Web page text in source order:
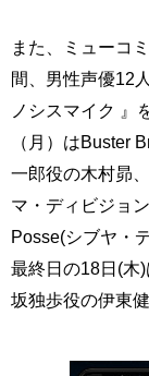
また、ミューコ
間、男性声優12
ノシスマイク 』
（月）はBuster
一郎役の木村昴
マ・ディビジョ
Posse(シブヤ・
最終日の18日(木
坂独歩役の伊東